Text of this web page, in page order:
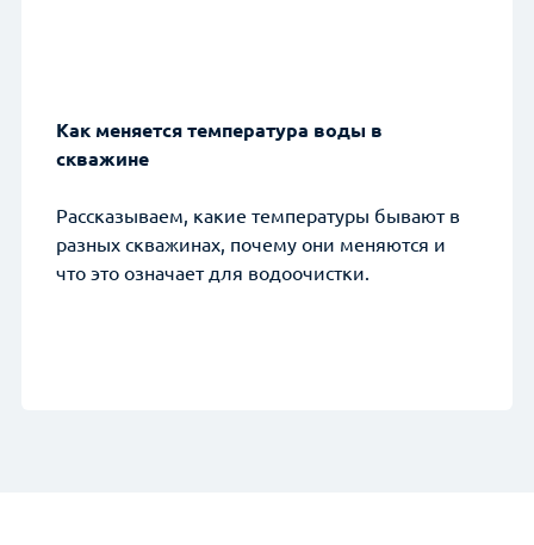
Как меняется температура воды в
скважине
Рассказываем, какие температуры бывают в
разных скважинах, почему они меняются и
что это означает для водоочистки.